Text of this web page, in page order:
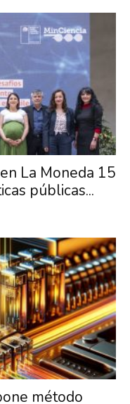
La Moneda 15
públicas...
método